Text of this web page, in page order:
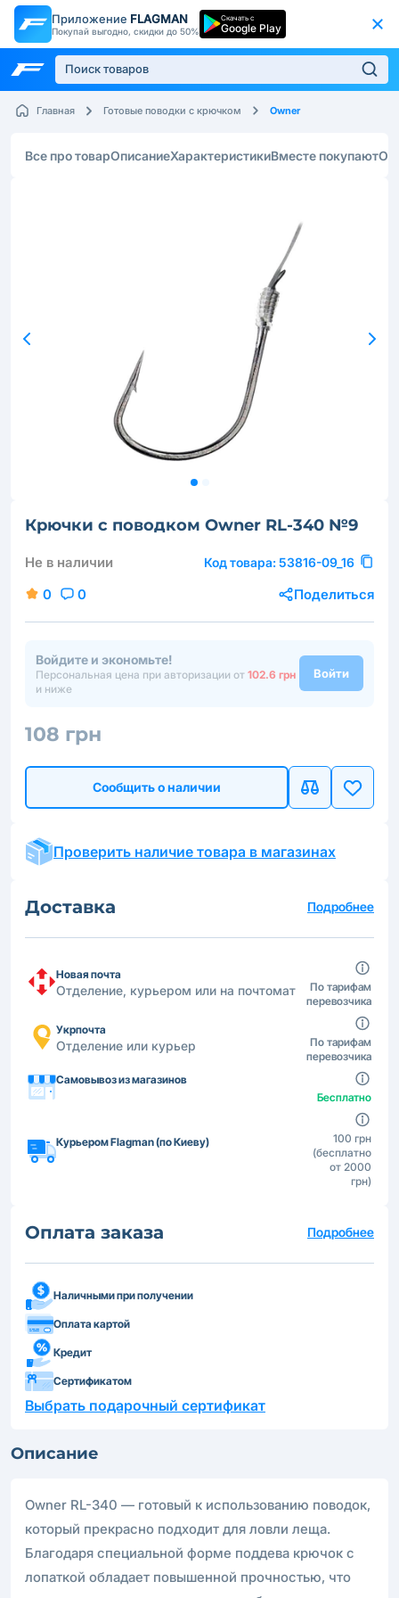
Приложение FLAGMAN
Покупай выгодно, скидки до 50%
Скачать с
Google Play
Главная Готовые поводки с крючком Owner
Все про товарОписаниеХарактеристикиВместе покупают
Крючки с поводком Owner RL-340 №9
Не в наличии Код товара: 53816-09_16
0 0 Поделиться
Войдите и экономьте!
Персональная цена при авторизации от 102.6 грн
и ниже
Войти
108 грн
Сообщить о наличии
Проверить наличие товара в магазинах
Доставка Подробнее
Новая почта
Отделение, курьером или на почтомат
По тарифам
перевозчика
Укрпочта
Отделение или курьер
По тарифам
перевозчика
Самовывоз из магазинов
Бесплатно
Курьером Flagman (по Киеву)
100 грн
(бесплатно
от 2000
грн)
Оплата заказа Подробнее
Наличными при получении
Оплата картой
Кредит
Сертификатом
Выбрать подарочный сертификат
Описание
Owner RL-340 — готовый к использованию поводок,
который прекрасно подходит для ловли леща.
Благодаря специальной форме поддева крючок с
лопаткой обладает повышенной прочностью, что